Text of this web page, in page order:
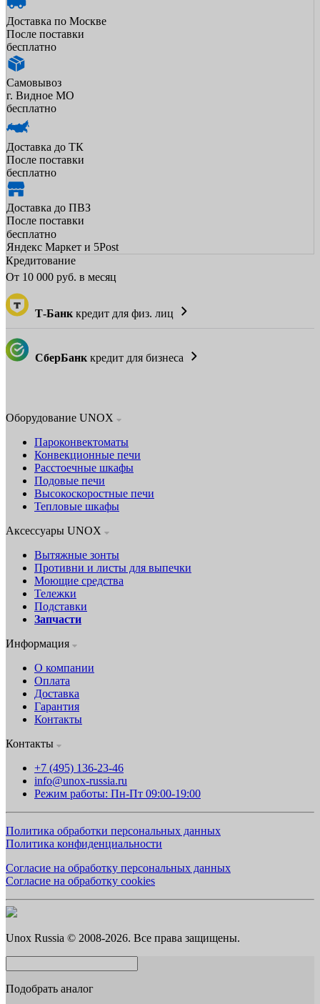
Доставка по Москве
После поставки
бесплатно
Самовывоз
г. Видное МО
бесплатно
Доставка до ТК
После поставки
бесплатно
Доставка до ПВЗ
После поставки
бесплатно
Яндекс Маркет и 5Post
Кредитование
От 10 000 руб. в месяц
Т-Банк кредит для физ. лиц
СберБанк кредит для бизнеса
Оборудование UNOX
Пароконвектоматы
Конвекционные печи
Расстоечные шкафы
Подовые печи
Высокоскоростные печи
Тепловые шкафы
Аксессуары UNOX
Вытяжные зонты
Противни и листы для выпечки
Моющие средства
Тележки
Подставки
Запчасти
Информация
О компании
Оплата
Доставка
Гарантия
Контакты
Контакты
+7 (495) 136-23-46
info@unox-russia.ru
Режим работы: Пн-Пт 09:00-19:00
Политика обработки персональных данных
Политика конфиденциальности
Согласие на обработку персональных данных
Согласие на обработку cookies
Unox Russia © 2008-2026. Все права защищены.
Подобрать аналог